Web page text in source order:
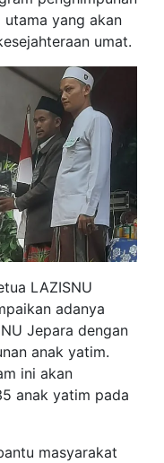
yang akan
umat.
LAZISNU
adanya
Jepara dengan
anak yatim.
ini akan
anak yatim pada
masyarakat